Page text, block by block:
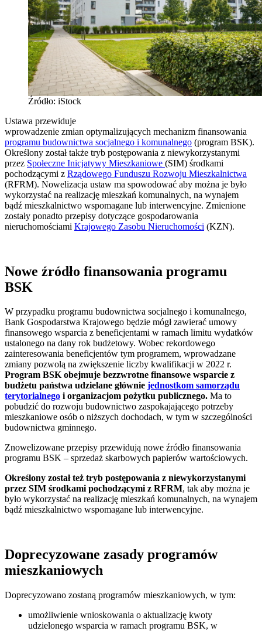
Źródło: iStock
Ustawa przewiduje
wprowadzenie zmian optymalizujących mechanizm finansowania
programu budownictwa socjalnego i komunalnego (program BSK).
Określony został także tryb postępowania z niewykorzystanymi
przez Społeczne Inicjatywy Mieszkaniowe (SIM) środkami
pochodzącymi z Rządowego Funduszu Rozwoju Mieszkalnictwa
(RFRM). Nowelizacja ustaw ma spowodować aby można je było
wykorzystać na realizację mieszkań komunalnych, na wynajem
bądź mieszkalnictwo wspomagane lub interwencyjne. Zmienione
zostały ponadto przepisy dotyczące gospodarowania
nieruchomościami Krajowego Zasobu Nieruchomości (KZN).
Nowe źródło finansowania programu
BSK
W przypadku programu budownictwa socjalnego i komunalnego,
Bank Gospodarstwa Krajowego będzie mógł zawierać umowy
finansowego wsparcia z beneficjentami w ramach limitu wydatków
ustalonego na dany rok budżetowy. Wobec rekordowego
zainteresowania beneficjentów tym programem, wprowadzane
zmiany pozwolą na zwiększenie liczby kwalifikacji w 2022 r.
Program BSK obejmuje bezzwrotne finansowe wsparcie z
budżetu państwa udzielane głównie jednostkom samorządu
terytorialnego i organizacjom pożytku publicznego. Ma to
pobudzić do rozwoju budownictwo zaspokajającego potrzeby
mieszkaniowe osób o niższych dochodach, w tym w szczególności
budownictwa gminnego.
Znowelizowane przepisy przewidują nowe źródło finansowania
programu BSK – sprzedaż skarbowych papierów wartościowych.
Określony został też tryb postępowania z niewykorzystanymi
przez SIM środkami pochodzącymi z RFRM, tak aby można je
było wykorzystać na realizację mieszkań komunalnych, na wynajem
bądź mieszkalnictwo wspomagane lub interwencyjne.
Doprecyzowane zasady programów
mieszkaniowych
Doprecyzowano zostaną programów mieszkaniowych, w tym:
umożliwienie wnioskowania o aktualizację kwoty
udzielonego wsparcia w ramach programu BSK, w